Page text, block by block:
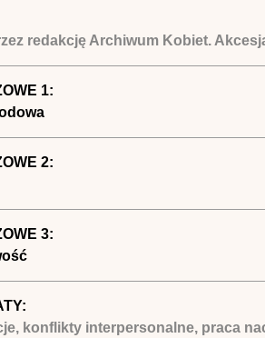
redakcję Archiwum Kobiet.
1:
2:
3:
konflikty interpersonalne, praca